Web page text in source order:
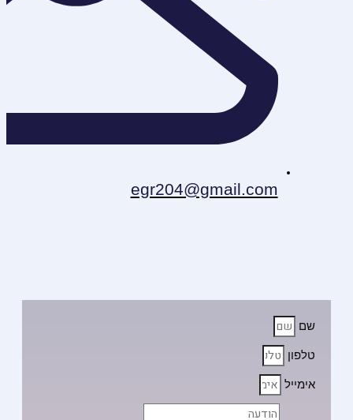
egr204@gmail.com
שם
טלפון
אימייל